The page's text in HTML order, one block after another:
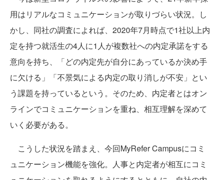
用はリアルなコミュニケーションが取りづらい状況。し
かし、同社の調査によれば、2020年7月時点で1社以上内
定を持つ就活生の4人に1人が複数社への内定承諾をする
意向を持ち、「どの内定先が自分にあっているか決め手
に欠ける」「不景気による内定の取り消しが不安」とい
う課題を持っているという。そのため、内定者とはオン
ラインでコミュニケーションを重ね、相互理解を深めて
いく必要がある。
こうした状況を踏まえ、今回MyRefer Campusにコミ
ュニケーション機能を強化。人事と内定者が相互にコミ